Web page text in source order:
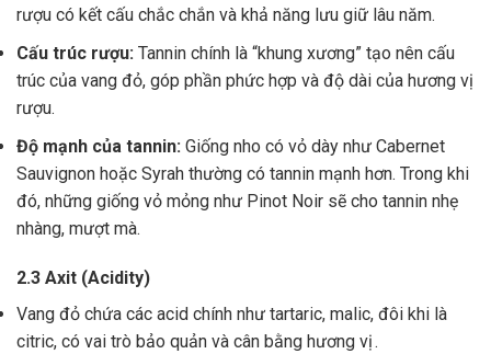
rượu có kết cấu chắc chắn và khả năng lưu giữ lâu năm.
Cấu trúc rượu: Tannin chính là “khung xương” tạo nên cấu
trúc của vang đỏ, góp phần phức hợp và độ dài của hương vị
rượu.
Độ mạnh của tannin: Giống nho có vỏ dày như Cabernet
Sauvignon hoặc Syrah thường có tannin mạnh hơn. Trong khi
đó, những giống vỏ mỏng như Pinot Noir sẽ cho tannin nhẹ
nhàng, mượt mà.
2.3 Axit (Acidity)
Vang đỏ chứa các acid chính như tartaric, malic, đôi khi là
citric, có vai trò bảo quản và cân bằng hương vị .